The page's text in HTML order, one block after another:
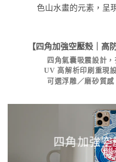
色山水畫的元素，呈
【四角加強空壓殼｜高
四角氣囊吸震設計
UV 高解析印刷重現
可選浮雕／磨砂質
四角加強